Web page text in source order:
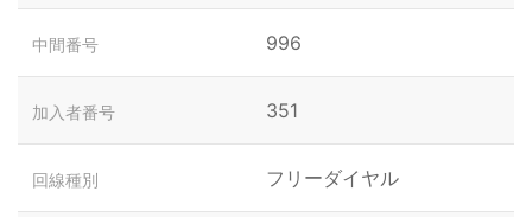
中間番号 996
加入者番号 351
回線種別 フリーダイヤル